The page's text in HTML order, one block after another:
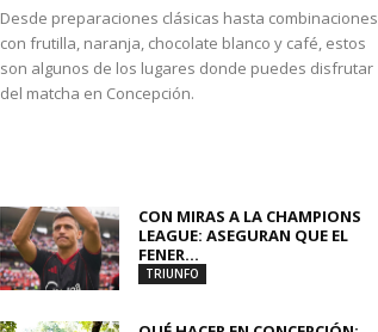
Desde preparaciones clásicas hasta combinaciones
con frutilla, naranja, chocolate blanco y café, estos
son algunos de los lugares donde puedes disfrutar
del matcha en Concepción.
CON MIRAS A LA CHAMPIONS
LEAGUE: ASEGURAN QUE EL
FENER...
TRIUNFO